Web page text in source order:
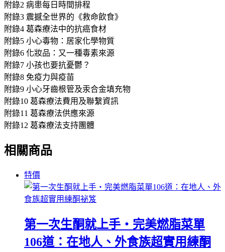
附錄2 病患每日時間排程
附錄3 震撼全世界的《救命飲食》
附錄4 葛森療法中的抗癌食材
附錄5 小心毒物：居家化學物質
附錄6 化妝品：又一種毒素來源
附錄7 小孩也要抗憂鬱？
附錄8 免疫力與疫苗
附錄9 小心牙齒根管及汞合金填充物
附錄10 葛森療法費用及聯繫資訊
附錄11 葛森療法供應來源
附錄12 葛森療法支持團體
相關商品
特價
第一次生酮就上手‧完美燃脂菜單
106道：在地人、外食族超實用練酮